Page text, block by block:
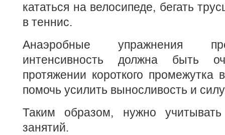
кататься на велосипеде, бегать
в теннис.
Анаэробные упражнения
интенсивность должна быть
протяжении короткого
помочь усилить выносливость и
Таким образом, нужно
занятий.